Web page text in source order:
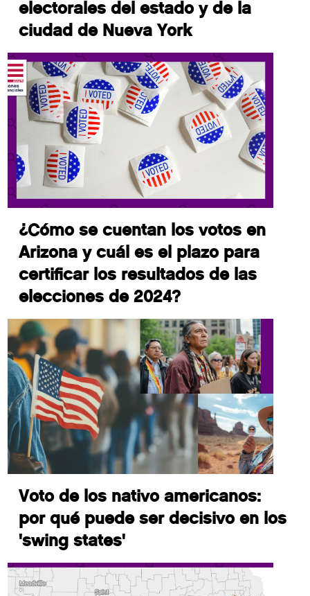
electorales del estado y de la
ciudad de Nueva York
¿Cómo se cuentan los votos en
Arizona y cuál es el plazo para
certificar los resultados de las
elecciones de 2024?
Voto de los nativo americanos:
por qué puede ser decisivo en los
'swing states'